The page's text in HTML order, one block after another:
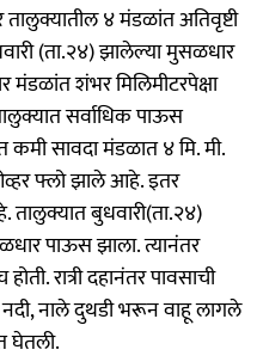
४ मंडळांत अतिवृष्टी
(ता.२४) झालेल्या मुसळधार
शंभर मिलिमीटरपेक्षा
सर्वाधिक पाऊस
कमी सावदा मंडळात ४ मि. मी.
फ्लो झाले आहे. इतर
बुधवारी(ता.२४)
पाऊस झाला. त्यानंतर
रात्री दहानंतर पावसाची
नदी, नाले दुथडी भरून वाहू लागले
घेतली.